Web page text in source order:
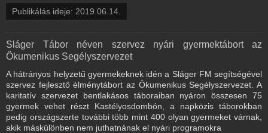
Publikálás ideje: 2019.06.14.
Sláger Tábor néven szervez nyári gyermektábort az
Ökumenikus Segélyszervezet
A hátrányos helyzetű gyermekeknek idén a Sláger FM segítségével
szervez fejlesztő élménytábort az Ökumenikus Segélyszervezet. A
karitatív szervezet bentlakásos táboraiban nyáron összesen 75
gyermek vehet részt Kastélyosdombón, a napközis táborokban
pedig országszerte további több mint 400 olyan gyermeket várnak,
akik máskülönben nem juthatnának el nyári programokra